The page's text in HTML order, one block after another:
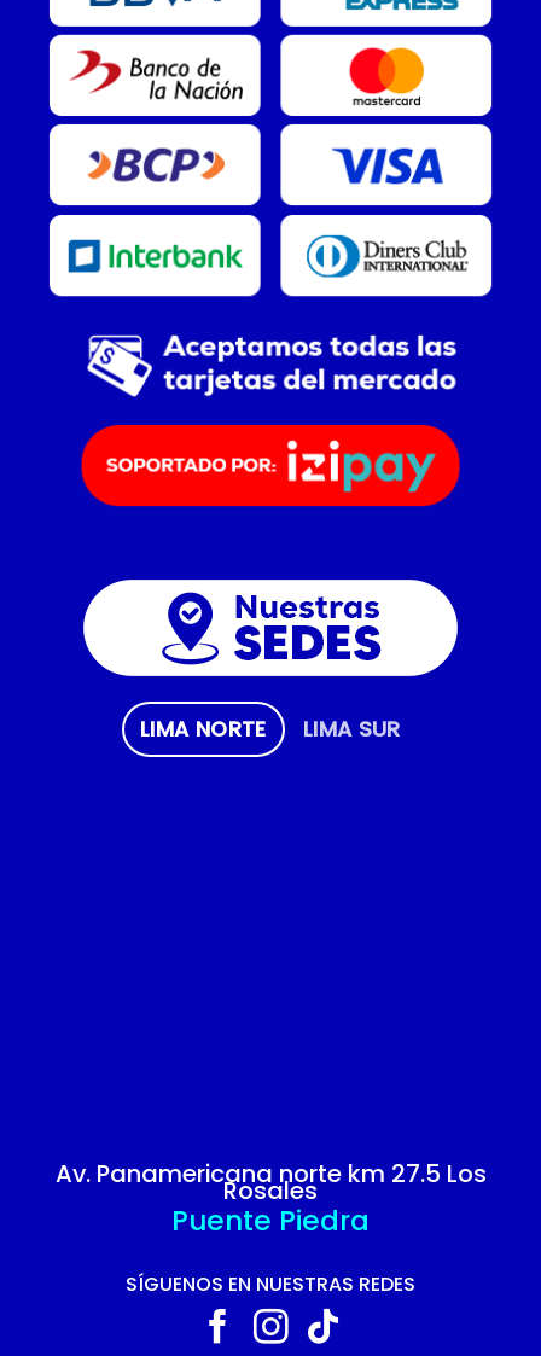
LIMA NORTE LIMA SUR
Av. Panamericana norte km 27.5 Los
Rosales
Puente Piedra
SÍGUENOS EN NUESTRAS REDES